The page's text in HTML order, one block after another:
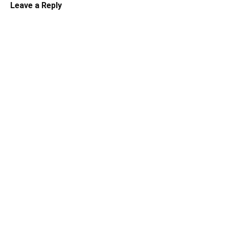
Leave a Reply